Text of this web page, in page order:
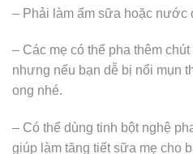
– Phải làm ấm sữa hoặc nước
– Các mẹ có thể pha thêm chút
nhưng nếu bạn dễ bị nổi mụn
ong nhé.
– Có thể dùng tinh bột nghệ
giúp làm tăng tiết sữa mẹ cho